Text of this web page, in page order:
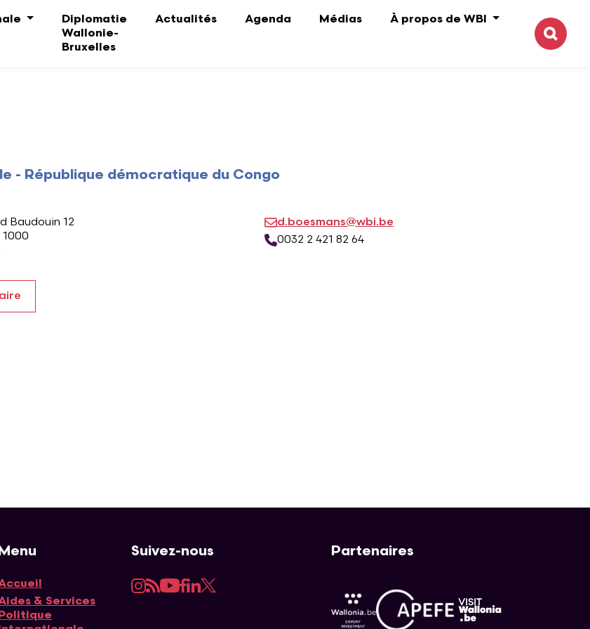
Diplomatie
Wallonie-
Bruxelles
Actualités Agenda Médias
À propos de WBI
- République démocratique du Congo
Baudouin 12
1000
d.boesmans@wbi.be
0032 2 421 82 64
principale
& Services
Suivez-nous
Instagram
RSSYouTube
Facebook
LinkedIn
Twitter
Partenaires
AWEX
Visit Wallonia